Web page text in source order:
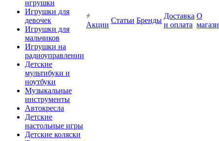
игрушки
Игрушки для
девочек
Игрушки для
мальчиков
Игрушки на
радиоуправлении
Детские
мультибуки и
ноутбуки
Музыкальные
инструменты
Автокресла
Детские
настольные игры
Детские коляски
Акции
Статьи Бренды
Доставка
и оплата
О